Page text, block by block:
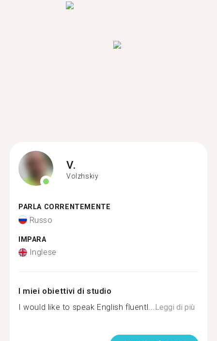
V.
Volzhskiy
PARLA CORRENTEMENTE
Russo
IMPARA
Inglese
I miei obiettivi di studio
I would like to speak English fluentl...Leggi di più